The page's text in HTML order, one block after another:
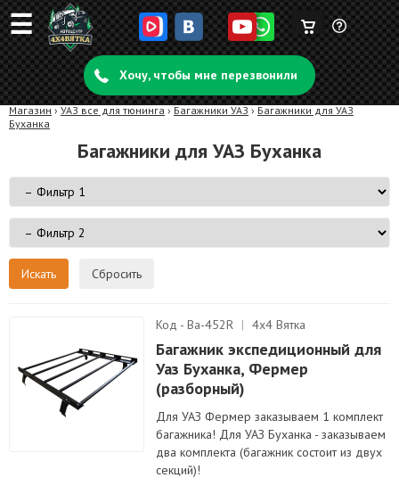
☰ Задать
вопрос
Корзина
пуста
Хочу, чтобы мне перезвонили
Магазин › УАЗ все для тюнинга › Багажники УАЗ › Багажники для УАЗ
Буханка
Багажники для УАЗ Буханка
Сбросить
Код - Ba-452R | 4х4 Вятка
Багажник экспедиционный для
Уаз Буханка, Фермер
(разборный)
Для УАЗ Фермер заказываем 1 комплект
багажника! Для УАЗ Буханка - заказываем
два комплекта (багажник состоит из двух
секций)!